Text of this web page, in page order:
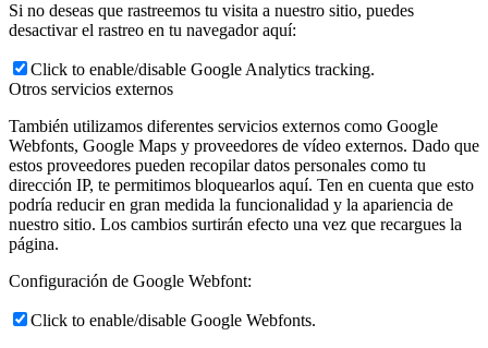
Si no deseas que rastreemos tu visita a nuestro sitio, puedes
desactivar el rastreo en tu navegador aquí:
Click to enable/disable Google Analytics tracking.
Otros servicios externos
También utilizamos diferentes servicios externos como Google
Webfonts, Google Maps y proveedores de vídeo externos. Dado que
estos proveedores pueden recopilar datos personales como tu
dirección IP, te permitimos bloquearlos aquí. Ten en cuenta que esto
podría reducir en gran medida la funcionalidad y la apariencia de
nuestro sitio. Los cambios surtirán efecto una vez que recargues la
página.
Configuración de Google Webfont:
Click to enable/disable Google Webfonts.